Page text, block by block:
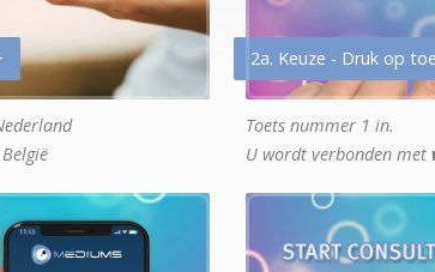
2a. Keuze - Druk op
Toets nummer 1 in.
U wordt verbonden met